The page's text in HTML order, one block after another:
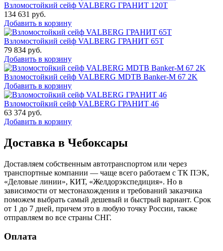
Взломостойкий сейф VALBERG ГРАНИТ 120Т
134 631 руб.
Добавить в корзину
Взломостойкий сейф VALBERG ГРАНИТ 65Т
79 834 руб.
Добавить в корзину
Взломостойкий сейф VALBERG MDTB Banker-M 67 2K
Добавить в корзину
Взломостойкий сейф VALBERG ГРАНИТ 46
63 374 руб.
Добавить в корзину
Доставка в Чебоксары
Доставляем собственным автотранспортом или через
транспортные компании — чаще всего работаем с ТК ПЭК,
«Деловые линии», КИТ, «Желдорэкспедиция». Но в
зависимости от местонахождения и требований заказчика
поможем выбрать самый дешевый и быстрый вариант. Срок
от 1 до 7 дней, причем это в любую точку России, также
отправляем во все страны СНГ.
Оплата